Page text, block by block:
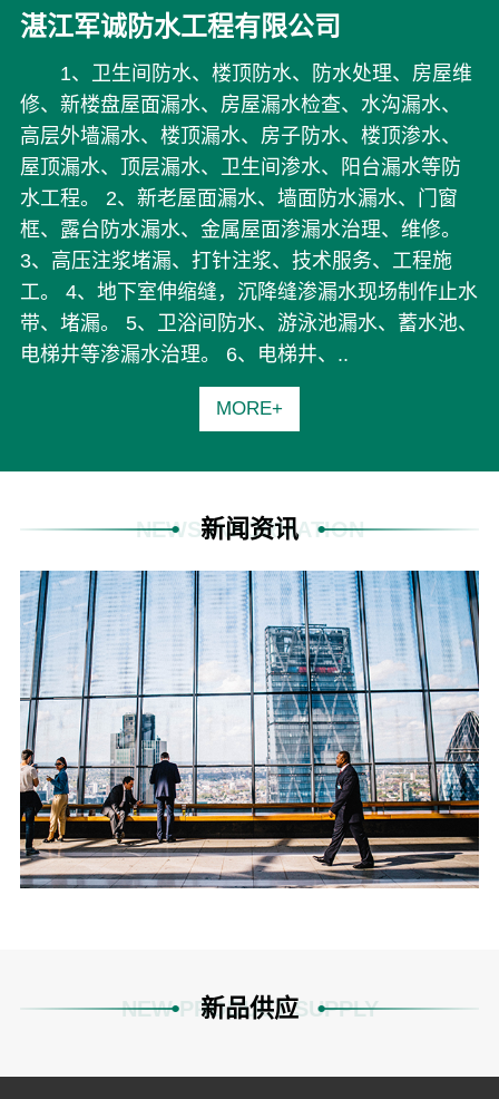
湛江军诚防水工程有限公司
1、卫生间防水、楼顶防水、防水处理、房屋维
修、新楼盘屋面漏水、房屋漏水检查、水沟漏水、
高层外墙漏水、楼顶漏水、房子防水、楼顶渗水、
屋顶漏水、顶层漏水、卫生间渗水、阳台漏水等防
水工程。 2、新老屋面漏水、墙面防水漏水、门窗
框、露台防水漏水、金属屋面渗漏水治理、维修。
3、高压注浆堵漏、打针注浆、技术服务、工程施
工。 4、地下室伸缩缝，沉降缝渗漏水现场制作止水
带、堵漏。 5、卫浴间防水、游泳池漏水、蓄水池、
电梯井等渗漏水治理。 6、电梯井、..
MORE+
新闻资讯
NEWS INFORMATION
新品供应
NEW PRODUCT SUPPLY